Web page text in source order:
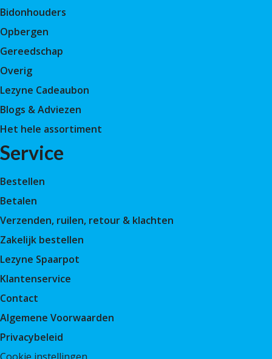
Bidonhouders
Opbergen
Gereedschap
Overig
Lezyne Cadeaubon
Blogs & Adviezen
Het hele assortiment
Service
Bestellen
Betalen
Verzenden, ruilen, retour & klachten
Zakelijk bestellen
Lezyne Spaarpot
Klantenservice
Contact
Algemene Voorwaarden
Privacybeleid